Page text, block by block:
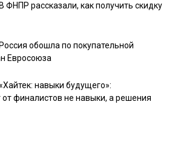
В ФНПР рассказали, как получить скидку
Россия обошла по покупательной
Евросоюза
навыки будущего»:
финалистов не навыки, а решения